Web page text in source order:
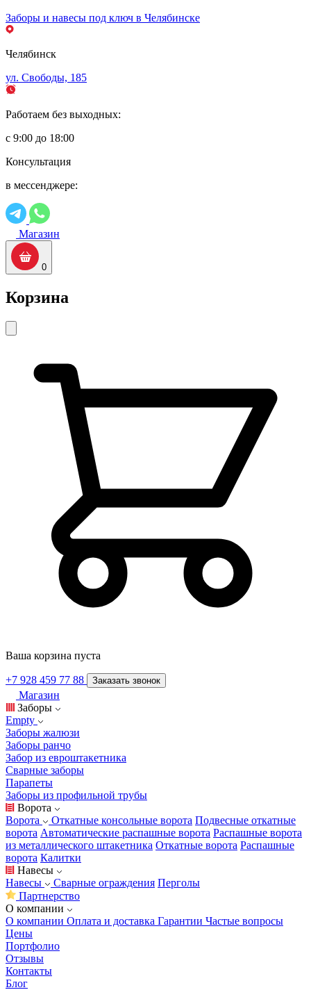
Заборы и навесы под ключ в Челябинске
Челябинск
ул. Свободы, 185
Работаем без выходных:
с 9:00 до 18:00
Консультация
в мессенджере:
Магазин
0
Корзина
Ваша корзина пуста
+7 928 459 77 88 Заказать звонок
Магазин
Заборы
Empty
Заборы жалюзи
Заборы ранчо
Забор из евроштакетника
Сварные заборы
Парапеты
Заборы из профильной трубы
Ворота
Ворота
Откатные консольные ворота Подвесные откатные
ворота Автоматические распашные ворота Распашные ворота
из металлического штакетника Откатные ворота Распашные
ворота Калитки
Навесы
Навесы
Сварные ограждения Перголы
Партнерство
О компании
О компании Оплата и доставка Гарантии Частые вопросы
Цены
Портфолио
Отзывы
Контакты
Блог